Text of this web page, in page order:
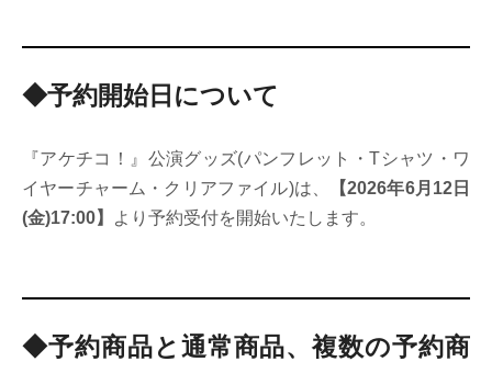
◆予約開始日について
『アケチコ！』公演グッズ(パンフレット・Tシャツ・ワ
イヤーチャーム・クリアファイル)は、
【2026年6月12日
(金)17:00】
より予約受付を開始いたします。
◆予約商品と通常商品、複数の予約商